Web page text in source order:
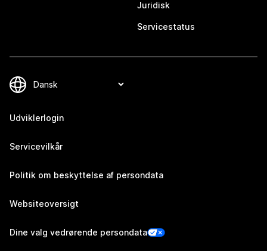
Juridisk
Servicestatus
Udviklerlogin
Servicevilkår
Politik om beskyttelse af persondata
Websiteoversigt
Dine valg vedrørende persondata